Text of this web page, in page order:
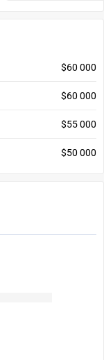
$60 000
$60 000
$55 000
$50 000